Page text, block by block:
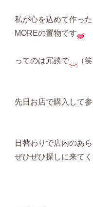
私が心を込めて作った
MOREの置物です
ってのは冗談で （笑
先日お店で購入して
日替わりで店内のあ
ぜひぜひ探しに来て